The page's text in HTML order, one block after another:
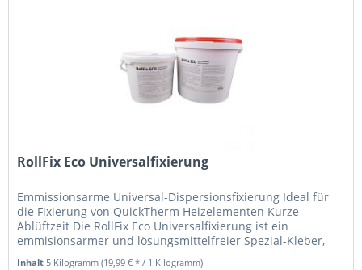
RollFix Eco Universalfixierung
Emmissionsarme Universal-Dispersionsfixierung Ideal für
die Fixierung von QuickTherm Heizelementen Kurze
Ablüftzeit Die RollFix Eco Universalfixierung ist ein
emmisionsarmer und lösungsmittelfreier Spezial-Kleber,
Inhalt5 Kilogramm(19,99 € * / 1 Kilogramm)